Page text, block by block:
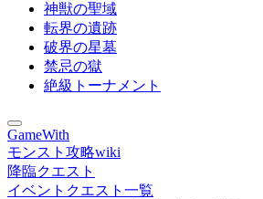
神獣の聖域
転界の遺跡
破界の星墓
禁忌の獄
絶級トーナメント
GameWith
モンスト攻略wiki
降臨クエスト
イベントクエスト一覧